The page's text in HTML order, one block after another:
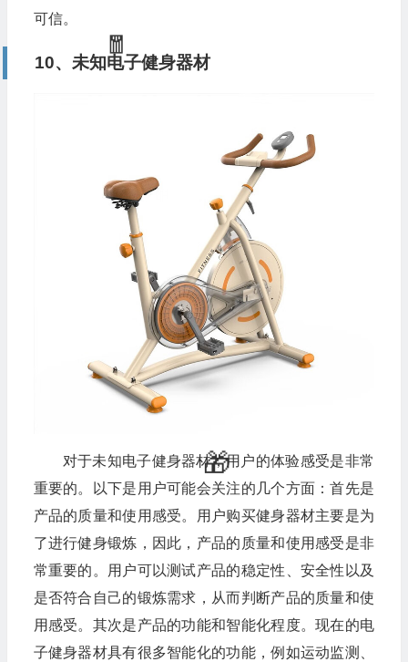
可信。
10、未知电子健身器材
对于未知电子健身器材，用户的体验感受是非常
重要的。以下是用户可能会关注的几个方面：首先是
产品的质量和使用感受。用户购买健身器材主要是为
了进行健身锻炼，因此，产品的质量和使用感受是非
常重要的。用户可以测试产品的稳定性、安全性以及
是否符合自己的锻炼需求，从而判断产品的质量和使
用感受。其次是产品的功能和智能化程度。现在的电
子健身器材具有很多智能化的功能，例如运动监测、